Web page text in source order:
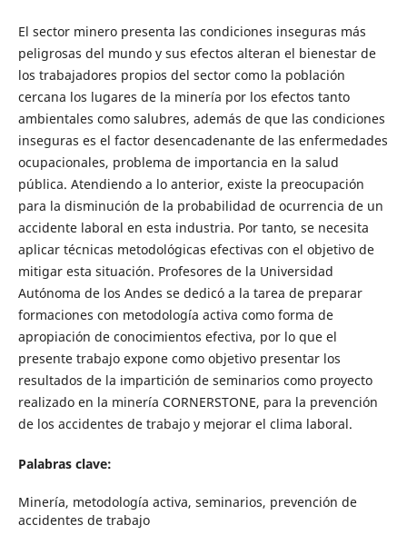
El sector minero presenta las condiciones inseguras más
peligrosas del mundo y sus efectos alteran el bienestar de
los trabajadores propios del sector como la población
cercana los lugares de la minería por los efectos tanto
ambientales como salubres, además de que las condiciones
inseguras es el factor desencadenante de las enfermedades
ocupacionales, problema de importancia en la salud
pública. Atendiendo a lo anterior, existe la preocupación
para la disminución de la probabilidad de ocurrencia de un
accidente laboral en esta industria. Por tanto, se necesita
aplicar técnicas metodológicas efectivas con el objetivo de
mitigar esta situación. Profesores de la Universidad
Autónoma de los Andes se dedicó a la tarea de preparar
formaciones con metodología activa como forma de
apropiación de conocimientos efectiva, por lo que el
presente trabajo expone como objetivo presentar los
resultados de la impartición de seminarios como proyecto
realizado en la minería CORNERSTONE, para la prevención
de los accidentes de trabajo y mejorar el clima laboral.
Palabras clave:
Minería, metodología activa, seminarios, prevención de
accidentes de trabajo